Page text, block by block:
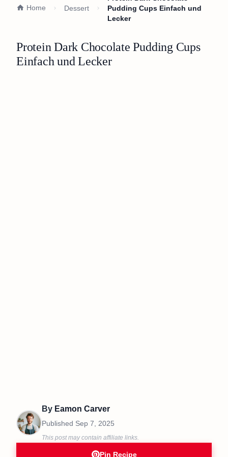
Home Dessert
Pudding Cups Einfach und
Lecker
Protein Dark Chocolate Pudding Cups
Einfach und Lecker
By Eamon Carver
Published Sep 7, 2025
This post may contain affiliate links.
Pin Recipe